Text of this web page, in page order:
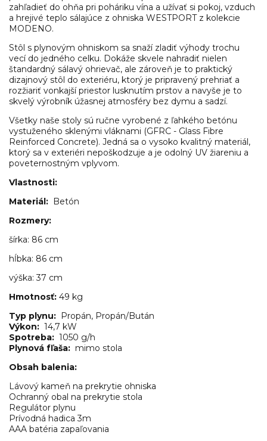
zahľadieť do ohňa pri poháriku vína a užívať si pokoj, vzduch
a hrejivé teplo sálajúce z ohniska WESTPORT z kolekcie
MODENO.
Stôl s plynovým ohniskom sa snaží zladiť výhody trochu
vecí do jedného celku. Dokáže skvele nahradiť nielen
štandardný sálavý ohrievač, ale zároveň je to praktický
dizajnový stôl do exteriéru, ktorý je pripravený prehriať a
rozžiariť vonkajší priestor lusknutím prstov a navyše je to
skvelý výrobník úžasnej atmosféry bez dymu a sadzí.
Všetky naše stoly sú ručne vyrobené z ľahkého betónu
vystuženého sklenými vláknami (GFRC - Glass Fibre
Reinforced Concrete). Jedná sa o vysoko kvalitný materiál,
ktorý sa v exteriéri nepoškodzuje a je odolný UV žiareniu a
poveternostným vplyvom.
Vlastnosti:
Materiál: Betón
Rozmery:
šírka: 86 cm
hĺbka: 86 cm
výška: 37 cm
Hmotnosť: 49 kg
Typ plynu: Propán, Propán/Bután
Výkon: 14,7 kW
Spotreba: 1050 g/h
Plynová fľaša: mimo stola
Obsah balenia:
Lávový kameň na prekrytie ohniska
Ochranný obal na prekrytie stola
Regulátor plynu
Prívodná hadica 3m
AAA batéria zapaľovania